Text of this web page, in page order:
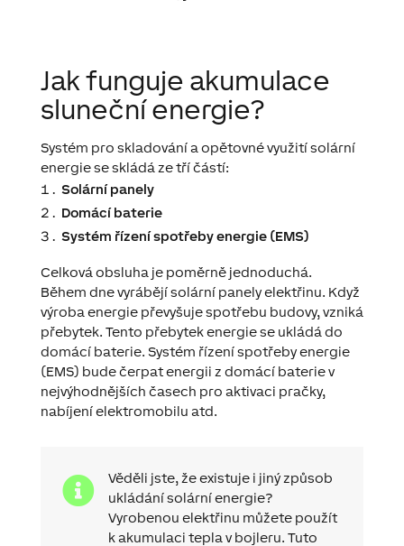
Jak funguje akumulace
sluneční energie?
Systém pro skladování a opětovné využití solární
energie se skládá ze tří částí:
Solární panely
Domácí baterie
Systém řízení spotřeby energie (EMS)
Celková obsluha je poměrně jednoduchá.
Během dne vyrábějí solární panely elektřinu. Když
výroba energie převyšuje spotřebu budovy, vzniká
přebytek. Tento přebytek energie se ukládá do
domácí baterie. Systém řízení spotřeby energie
(EMS) bude čerpat energii z domácí baterie v
nejvýhodnějších časech pro aktivaci pračky,
nabíjení elektromobilu atd.

Věděli jste, že existuje i jiný způsob
ukládání solární energie?
Vyrobenou elektřinu můžete použít
k akumulaci tepla v bojleru. Tuto